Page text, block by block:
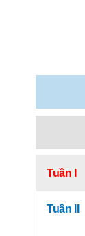
Tuần I
Tuần II